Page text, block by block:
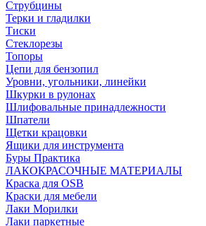
Струбцины
Терки и гладилки
Тиски
Стеклорезы
Топоры
Цепи для бензопил
Уровни, угольники, линейки
Шкурки в рулонах
Шлифовальные принадлежности
Шпатели
Щетки крацовки
Ящики для инструмента
Буры Практика
ЛАКОКРАСОЧНЫЕ МАТЕРИАЛЫ
Краска для OSB
Краски для мебели
Лаки Морилки
Лаки паркетные